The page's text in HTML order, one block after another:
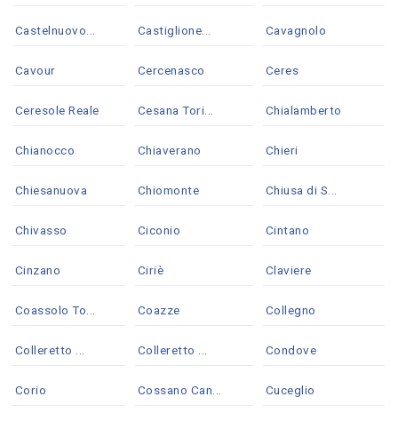
Castelnuovo... Castiglione... Cavagnolo
Cavour Cercenasco Ceres
Ceresole Reale Cesana Tori... Chialamberto
Chianocco Chiaverano Chieri
Chiesanuova Chiomonte Chiusa di S...
Chivasso Ciconio Cintano
Cinzano Ciriè Claviere
Coassolo To... Coazze Collegno
Colleretto ... Colleretto ... Condove
Corio Cossano Can... Cuceglio